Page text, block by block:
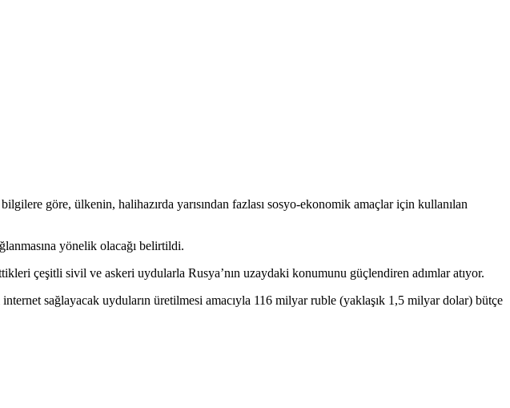
göre, ülkenin, halihazırda yarısından fazlası sosyo-ekonomik amaçlar için kullanılan
yönelik olacağı belirtildi.
çeşitli sivil ve askeri uydularla Rusya’nın uzaydaki konumunu güçlendiren adımlar atıyor.
sağlayacak uyduların üretilmesi amacıyla 116 milyar ruble (yaklaşık 1,5 milyar dolar) bütçe